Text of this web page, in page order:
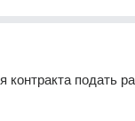
подать